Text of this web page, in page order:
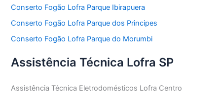
Conserto Fogão Lofra Parque Ibirapuera
Conserto Fogão Lofra Parque dos Principes
Conserto Fogão Lofra Parque do Morumbi
Assistência Técnica Lofra SP
Assistência Técnica Eletrodomésticos Lofra Centro